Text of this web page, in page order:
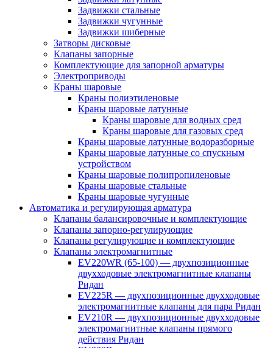
Задвижки стальные
Задвижки чугунные
Задвижки шиберные
Затворы дисковые
Клапаны запорные
Комплектующие для запорной арматуры
Электроприводы
Краны шаровые
Краны полиэтиленовые
Краны шаровые латунные
Краны шаровые для водных сред
Краны шаровые для газовых сред
Краны шаровые латунные водоразборные
Краны шаровые латунные со спускным
устройством
Краны шаровые полипропиленовые
Краны шаровые стальные
Краны шаровые чугунные
Автоматика и регулирующая арматура
Клапаны балансировочные и комплектующие
Клапаны запорно-регулирующие
Клапаны регулирующие и комплектующие
Клапаны электромагнитные
EV220WR (65-100) — двухпозиционные
двухходовые электромагнитные клапаны
Ридан
EV225R — двухпозиционные двухходовые
электромагнитные клапаны для пара Ридан
EV210R — двухпозиционные двухходовые
электромагнитные клапаны прямого
действия Ридан